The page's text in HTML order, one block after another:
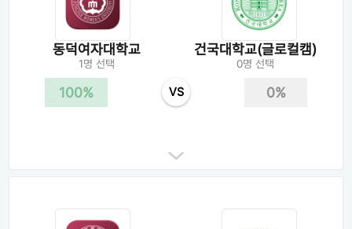
동덕여자대학교
1명 선택
건국대학교(글로컬캠)
0명 선택
100% VS 0%